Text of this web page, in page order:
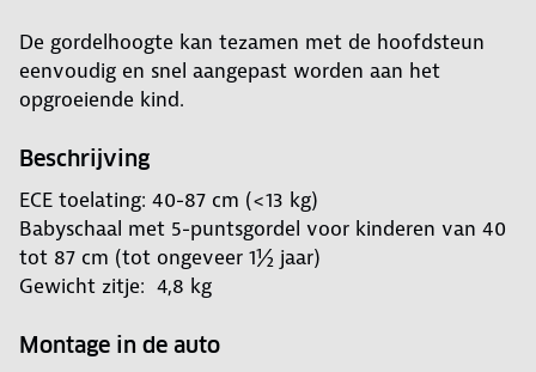
De gordelhoogte kan tezamen met de hoofdsteun
eenvoudig en snel aangepast worden aan het
opgroeiende kind.
Beschrijving
ECE toelating: 40-87 cm (<13 kg)
Babyschaal met 5-puntsgordel voor kinderen van 40
tot 87 cm (tot ongeveer 1½ jaar)
Gewicht zitje: 4,8 kg
Montage in de auto